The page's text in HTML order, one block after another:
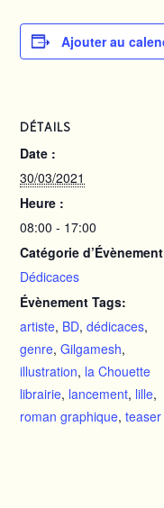
Ajouter au
DÉTAILS
Date :
30/03/2021
Heure :
08:00 - 17:00
Catégorie
Dédicaces
Évènement Tags:
artiste, BD,dédicaces,
genre,Gilgamesh,
illustration, la Chouette
librairie, lancement, lille,
roman graphique,teaser